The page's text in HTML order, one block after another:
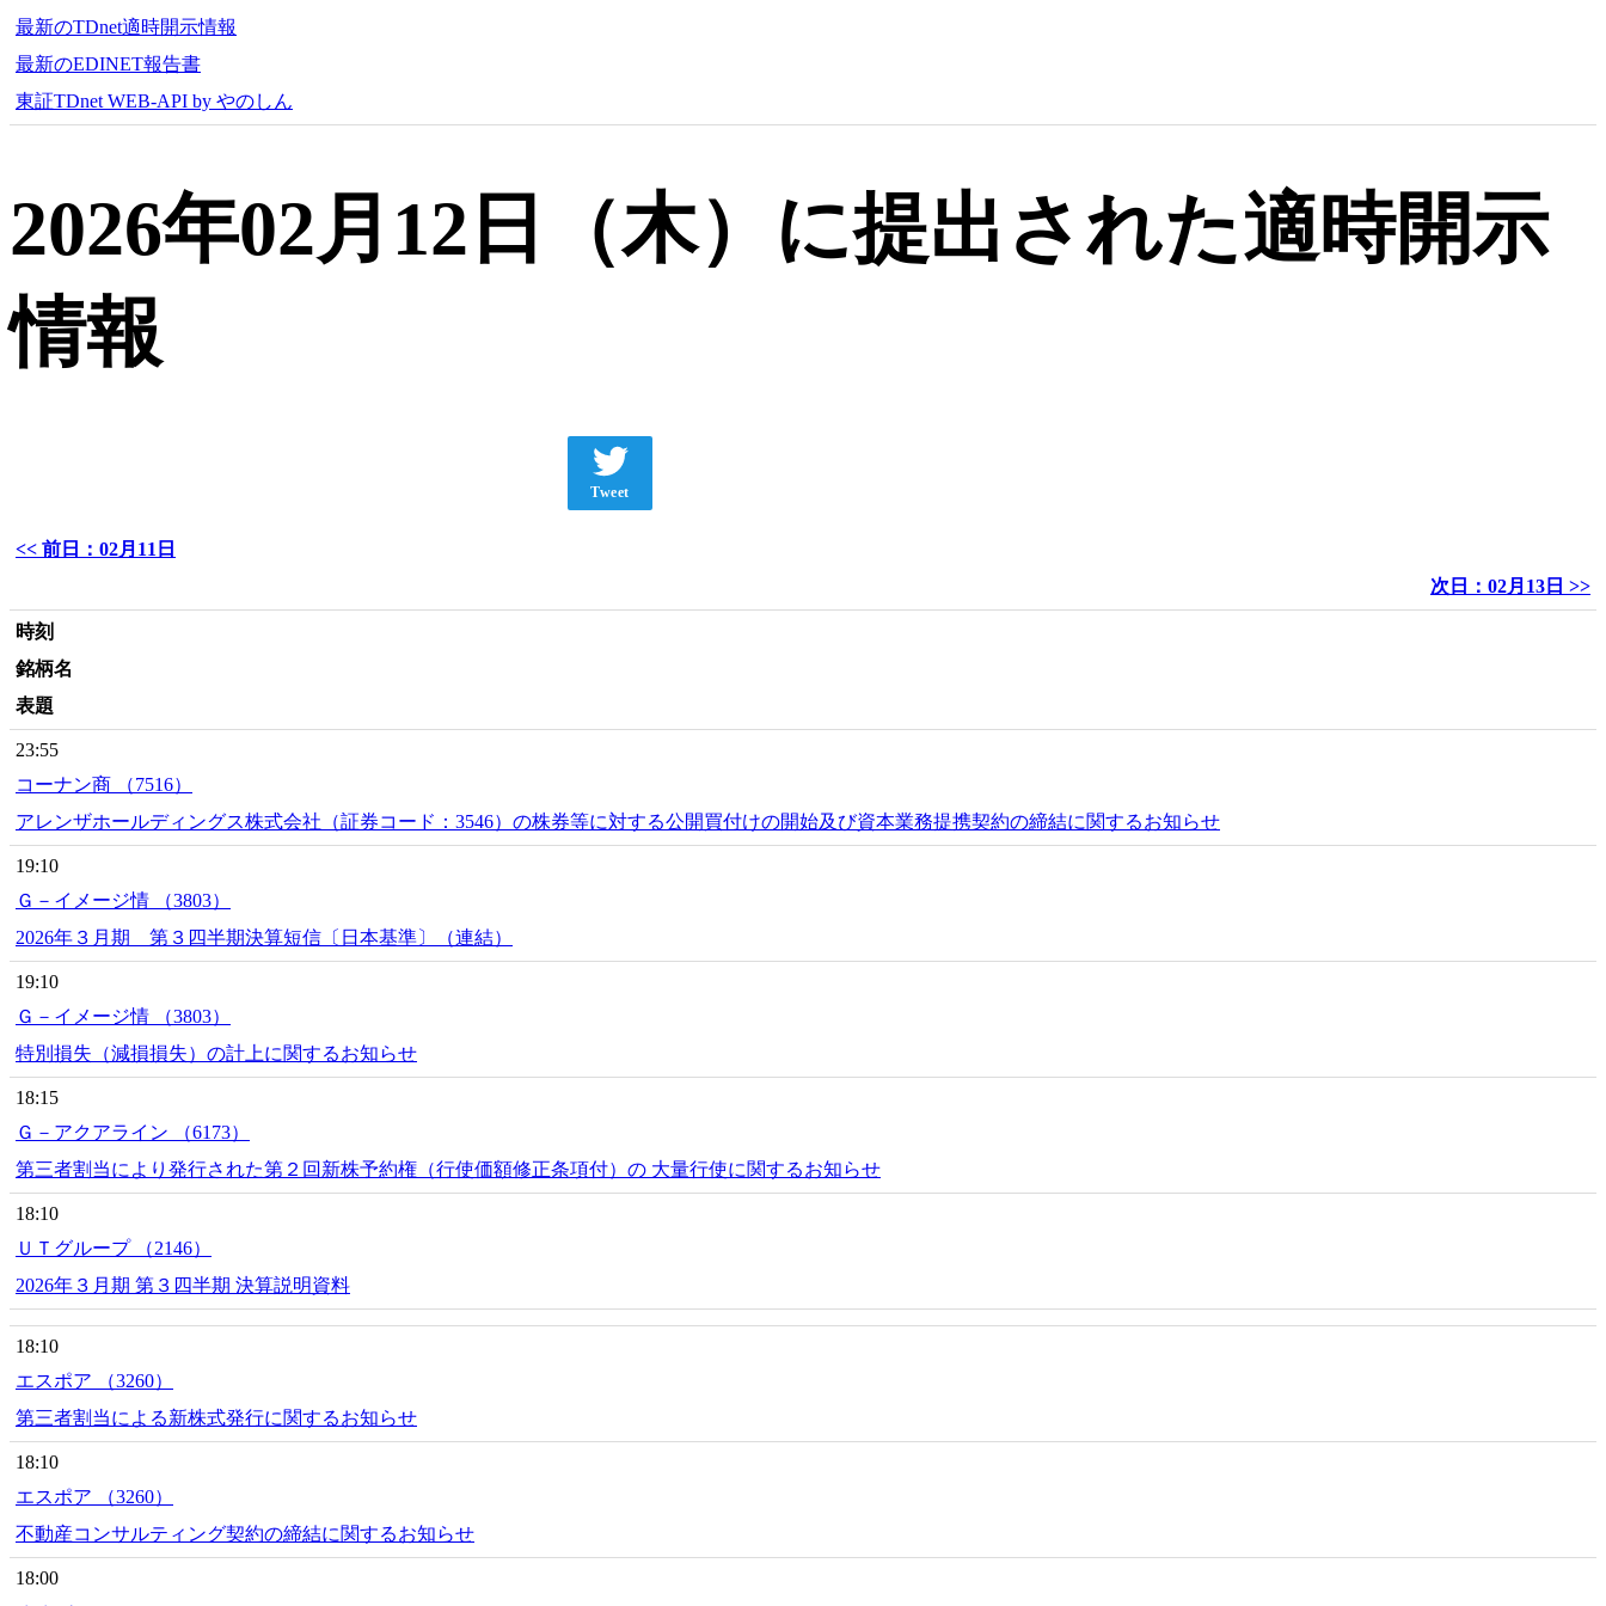
最新のTDnet適時開示情報
最新のEDINET報告書
東証TDnet WEB-API by やのしん
2026年02月12日（木）に提出された適時開示
情報
Tweet
<< 前日：02月11日
次日：02月13日 >>
時刻
銘柄名
表題
23:55
コーナン商 （7516）
アレンザホールディングス株式会社（証券コード：3546）の株券等に対する公開買付けの開始及び資本業務提携契約の締結に関するお知らせ
19:10
Ｇ－イメージ情 （3803）
2026年３月期 第３四半期決算短信〔日本基準〕（連結）
19:10
Ｇ－イメージ情 （3803）
特別損失（減損損失）の計上に関するお知らせ
18:15
Ｇ－アクアライン （6173）
第三者割当により発行された第２回新株予約権（行使価額修正条項付）の 大量行使に関するお知らせ
18:10
ＵＴグループ （2146）
2026年３月期 第３四半期 決算説明資料
18:10
エスポア （3260）
第三者割当による新株式発行に関するお知らせ
18:10
エスポア （3260）
不動産コンサルティング契約の締結に関するお知らせ
18:00